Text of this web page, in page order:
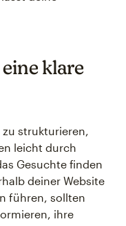
klare
zu strukturieren,
leicht durch
Gesuchte finden
deiner Website
führen, sollten
ihre